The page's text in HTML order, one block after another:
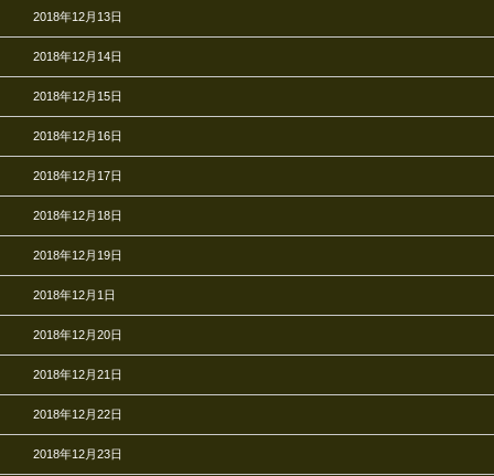
2018年12月13日
2018年12月14日
2018年12月15日
2018年12月16日
2018年12月17日
2018年12月18日
2018年12月19日
2018年12月1日
2018年12月20日
2018年12月21日
2018年12月22日
2018年12月23日